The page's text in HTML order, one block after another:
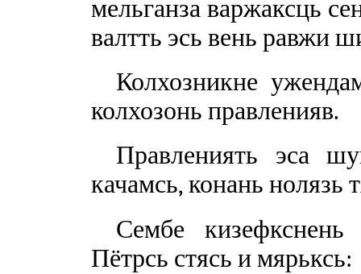
мельганза варжаксць
валтть эсь вень равжи
Колхозникне
колхозонь правленияв.
Правлениять эса
качамсь, конань нолязь
Сембе
Пётрсь стясь и мярьксь: